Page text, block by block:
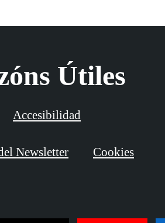
Útiles
Accesibilidad
Newsletter Cookies